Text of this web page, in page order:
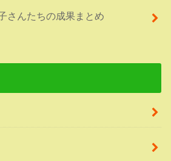
さんたちの成果まとめ